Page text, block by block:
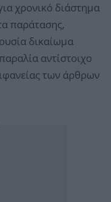
χρονικό διάστημα
παράτασης,
δικαίωμα
αντίστοιχο
των άρθρων